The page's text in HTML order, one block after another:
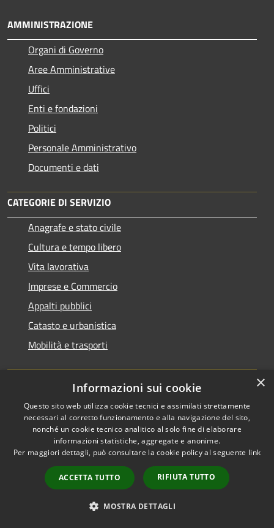
AMMINISTRAZIONE
Organi di Governo
Aree Amministrative
Uffici
Enti e fondazioni
Politici
Personale Amministrativo
Documenti e dati
CATEGORIE DI SERVIZIO
Anagrafe e stato civile
Cultura e tempo libero
Vita lavorativa
Imprese e Commercio
Appalti pubblici
Catasto e urbanistica
Mobilità e trasporti
Educazione e formazione
Giustizia e sicurezza pubblica
Tributi,finanze e contravvenzioni
Ambiente
Salute, benessere e assistenza
×
Informazioni sui cookie
Questo sito web utilizza cookie tecnici e assimilati strettamente
necessari al corretto funzionamento e alla navigazione del sito,
nonché un cookie tecnico analitico al solo fine di elaborare
informazioni statistiche, aggregate e anonime.
Per maggiori dettagli, può consultare la cookie policy al seguente link
ACCETTA TUTTO RIFIUTA TUTTO
MOSTRA DETTAGLI